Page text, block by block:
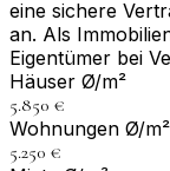
eine sichere
an. Als
Eigentümer bei
Häuser Ø/m²
5.850 €
Wohnungen Ø/m²
5.250 €